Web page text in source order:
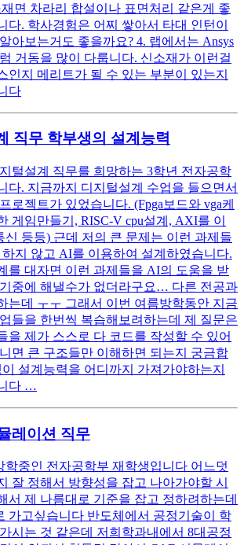
면 차라리 합설이나 표면처리 같은게 좋
다. 학사경험은 어찌 쌓아서 타대 인턴이
아보는거도 좋을까요? 4. 랩에서는 Ansys
거동을 많이 다룹니다. 신소재가 이런걸
인지 메리트가 될 수 있는 부분이 있는지
다
직무 학부생의 설계능력
털설계 직무를 희망하는 3학년 전자공학
다. 지금까지 디지털설계 수업을 들으면서
로젝트가 있었습니다. (Fpga보드와 vga케
게임만들기, RISC-V cpu설계, AXI를 이
신 등등) 근데 저의 큰 문제는 이런 과제들
지 않고 AI를 이용하여 설계하였습니다.
를 대자면 이런 과제들을 AI의 도움을 받
중에 해낼수가 없더라구요… 다른 전공과
는데 ㅜㅜ 그래서 이번 여름방학동안 지금
들을 한번씩 복습해보려하는데 제 질문은
을 제가 스스로 다 코드를 작성할 수 있어
면 큰 구조들만 이해하면 되는지 궁금합
설계능력을 어디까지 가져가야하는지
다 …
레이션 직무
학중인 전자공학부 재학생입니다 어느덧
잘 정해서 방향성을 잡고 나아가야할 시
서 제 나름대로 기준을 잡고 정하려하는데
가고싶습니다 반도체에서 공정기술이 학
시는 것 같은데 저희학과내에서 8대공정